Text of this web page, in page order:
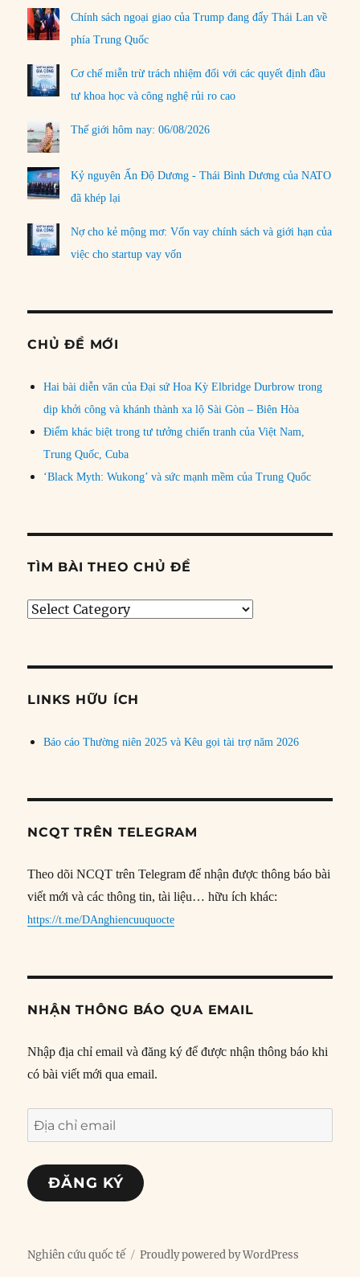
Chính sách ngoại giao của Trump đang đẩy Thái Lan về
phía Trung Quốc
Cơ chế miễn trừ trách nhiệm đối với các quyết định đầu
tư khoa học và công nghệ rủi ro cao
Thế giới hôm nay: 06/08/2026
Kỷ nguyên Ấn Độ Dương - Thái Bình Dương của NATO
đã khép lại
Nợ cho kẻ mộng mơ: Vốn vay chính sách và giới hạn của
việc cho startup vay vốn
CHỦ ĐỀ MỚI
Hai bài diễn văn của Đại sứ Hoa Kỳ Elbridge Durbrow trong
dịp khởi công và khánh thành xa lộ Sài Gòn – Biên Hòa
Điểm khác biệt trong tư tưởng chiến tranh của Việt Nam,
Trung Quốc, Cuba
‘Black Myth: Wukong’ và sức mạnh mềm của Trung Quốc
TÌM BÀI THEO CHỦ ĐỀ
Tìm
đề
LINKS HỮU ÍCH
Báo cáo Thường niên 2025 và Kêu gọi tài trợ năm 2026
NCQT TRÊN TELEGRAM
Theo dõi NCQT trên Telegram để nhận được thông báo bài
viết mới và các thông tin, tài liệu… hữu ích khác:
https://t.me/DAnghiencuuquocte
NHẬN THÔNG BÁO QUA EMAIL
Nhập địa chỉ email và đăng ký để được nhận thông báo khi
có bài viết mới qua email.
Địa
chỉ
email
ĐĂNG KÝ
Nghiên cứu quốc tế Proudly powered by WordPress